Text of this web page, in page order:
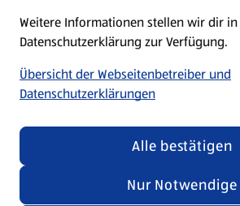
Datenschutz- und Richtlinienmenü
Cookie-Einstellungen
Impressum
Nutzungsbedingungen
Security Policy
Weitere Informationen stellen wir dir
Datenschutzerklärung zur Verfügung.
Übersicht der Webseitenbetreiber und
Datenschutzerklärungen
Nur Notwendige
Alle bestätigen